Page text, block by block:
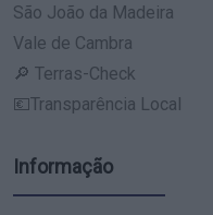
São João da Madeira
Vale de Cambra
🔎 Terras-Check
💶Transparência Local
Informação